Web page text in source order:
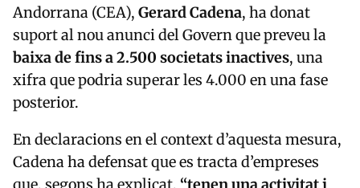
Andorrana (CEA), Gerard Cadena, ha donat
suport al nou anunci del Govern que preveu la
baixa de fins a 2.500 societats inactives, una
xifra que podria superar les 4.000 en una fase
posterior.
En declaracions en el context d’aquesta mesura,
Cadena ha defensat que es tracta d’empreses
que, segons ha explicat, “tenen una activitat i